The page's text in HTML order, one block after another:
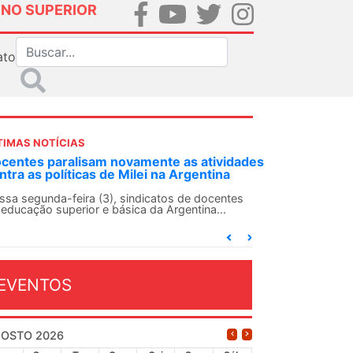
SUPERIOR
NOTÍCIAS
as atividades
na Argentina
de docentes
da Argentina...
ANDES-SN convoca docentes
Solidariedade Internacionalista
13 de agosto
O ANDES-SN conclama suas seções
2026